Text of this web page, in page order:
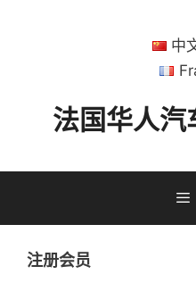
中
法国华人汽
注册会员